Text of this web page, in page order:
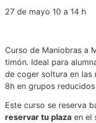
27 de mayo 10 a 14 h
Curso de Maniobras a
timón. Ideal para
de coger soltura en las
8h en grupos
Este curso se reserva
reservar tu plaza en el